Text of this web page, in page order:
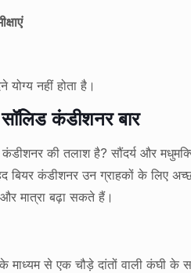
योग्य नहीं होता है।
कंडीशनर बार
की तलाश है? सौंदर्य और
बियर कंडीशनर उन ग्राहकों के
मात्रा बढ़ा सकते हैं।
से एक चौड़े दांतों वाली कंघी के